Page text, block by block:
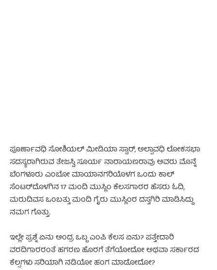
ಪೂರ್ಣಾವಧಿ ಸೋಶಿಯಲ್ ಮೀಡಿಯಾ ಸ್ಟಾರ್, ಅಲ್ಪಾವಧಿ ಲೋಕಸಭಾ
ಸದಸ್ಯರಾಗಿರುವ ತೇಜಸ್ವಿ ಸೂರ್ಯ ನಾರಾಯಣರಾವು ಅವರು ಮೊನ್ನೆ
ಬೆಂಗಳೂರು ಎಂಬೋ ಮಾಯಾನಗರಿಯೊಳಗ ಒಂದು ಕಾಲ್
ಸೆಂಟರ್‌ದೊಳಗಿನ 17 ಮಂದಿ ಮುಸ್ಲಿಂ ಕೆಲಸಗಾರರ ಹೆಸರು ಓದಿ,
ಮರುದಿವಸ ಒಂಬತ್ತು ಮಂದಿ ಗೈರು ಮುಸ್ಲಿಂರ ದಸ್ತಗಿರಿ ಮಾಡಿಸಿದ್ದು
ನಮಗ ಗೊತ್ತು.
ಇಲ್ಲೇ ಪ್ರಶ್ನೆ ಏನು ಅಂದ್ರ ಒಬ್ಬ ಎಂಪಿ ಕೆಲಸ ಏನು? ಪತ್ತೇದಾರಿ
ವರದಿಗಾರರಂತೆ ಹಗರಣ ಹೊರಗೆ ತೆಗೆಯೋದೋ ಅಥವಾ ಸರ್ಕಾರದ
ಕೆಲ್ಸಗಳು ಸರಿಯಾಗಿ ನಡಿಯೋ ಹಂಗ ಮಾಡೋದೋ?